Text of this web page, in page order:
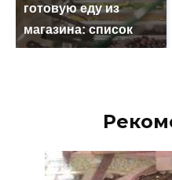
готовую еду из
магазина: список